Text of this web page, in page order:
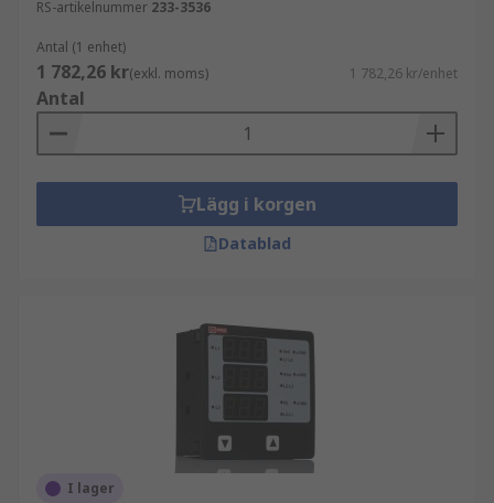
RS-artikelnummer 233-3536
Antal (1 enhet)
1 782,26 kr(exkl. moms) 1 782,26 kr/enhet
Antal
Lägg i korgen
Datablad
I lager